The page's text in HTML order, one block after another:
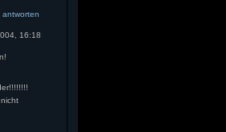
antworten
16:18